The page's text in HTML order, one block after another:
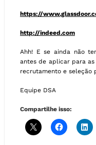
https://
http://indeed.com
Ahh! E se ainda não
antes de aplicar para as
recrutamento e seleção
Equipe DSA
Compartilhe isso: